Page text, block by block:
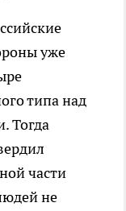
уже
типа над
Тогда
части
не